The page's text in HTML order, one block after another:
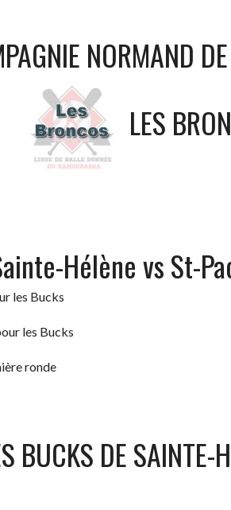
NORMAND
LES
Hélène vs St-
les Bucks
les Bucks
ronde
BUCKS DE SAINTE-